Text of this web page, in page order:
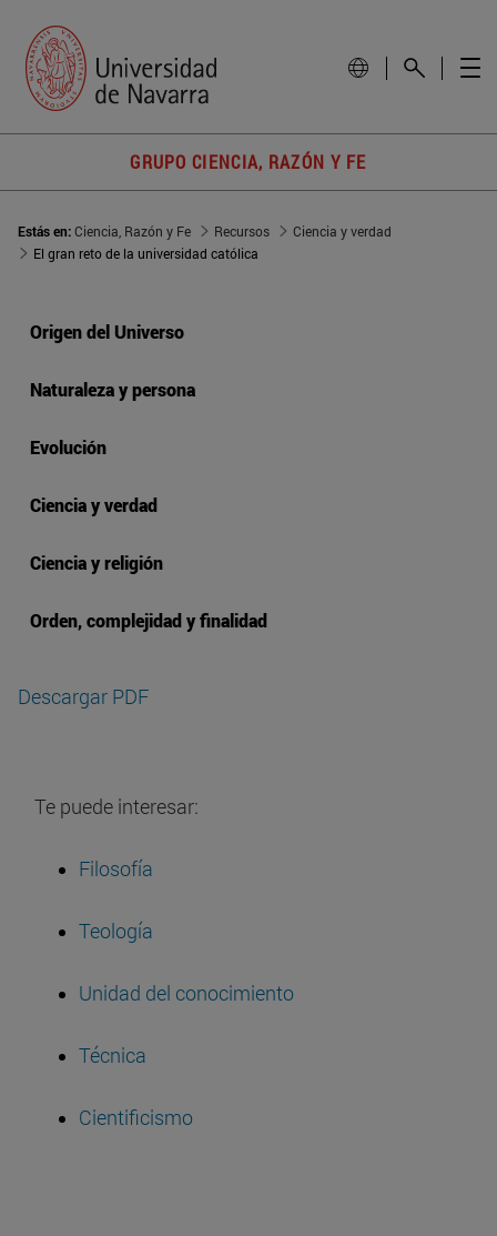
GRUPO CIENCIA, RAZÓN Y FE
Estás en:Ciencia, Razón y Fe Recursos
Ciencia y verdad
El gran reto de la universidad católica
Origen del Universo
Naturaleza y persona
Evolución
Ciencia y verdad
Ciencia y religión
Orden, complejidad y finalidad
Descargar PDF
Te puede interesar:
Filosofía
Teología
Unidad del conocimiento
Técnica
Cientificismo